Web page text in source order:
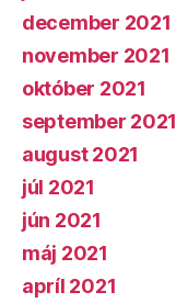
december 2021
november 2021
október 2021
september 2021
august 2021
júl 2021
jún 2021
máj 2021
apríl 2021